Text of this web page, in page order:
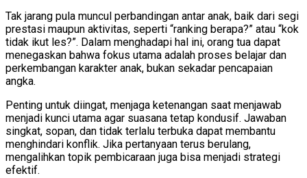
Tak jarang pula muncul perbandingan antar anak, baik dari segi
prestasi maupun aktivitas, seperti “ranking berapa?” atau “kok
tidak ikut les?”. Dalam menghadapi hal ini, orang tua dapat
menegaskan bahwa fokus utama adalah proses belajar dan
perkembangan karakter anak, bukan sekadar pencapaian
angka.
Penting untuk diingat, menjaga ketenangan saat menjawab
menjadi kunci utama agar suasana tetap kondusif. Jawaban
singkat, sopan, dan tidak terlalu terbuka dapat membantu
menghindari konflik. Jika pertanyaan terus berulang,
mengalihkan topik pembicaraan juga bisa menjadi strategi
efektif.